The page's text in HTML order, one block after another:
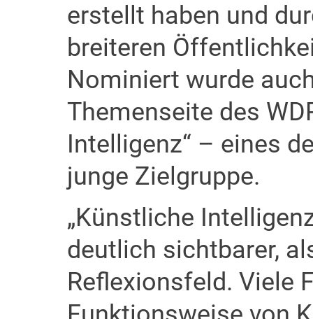
erstellt haben und
breiteren
Nominiert wurde
Themenseite des
Intelligenz“ – eines
junge Zielgruppe.
„Künstliche
deutlich sichtbarer,
Reflexionsfeld. Viele